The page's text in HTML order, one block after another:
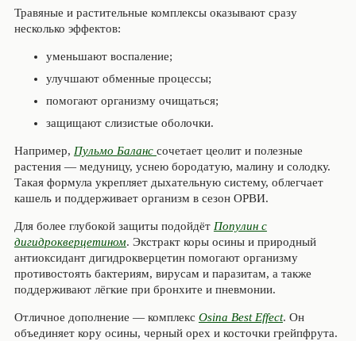
Травяные и растительные комплексы оказывают сразу
несколько эффектов:
уменьшают воспаление;
улучшают обменные процессы;
помогают организму очищаться;
защищают слизистые оболочки.
Например, Пульмо Баланс сочетает цеолит и полезные
растения — медуницу, уснею бородатую, малину и солодку.
Такая формула укрепляет дыхательную систему, облегчает
кашель и поддерживает организм в сезон ОРВИ.
Для более глубокой защиты подойдёт Популин с
дигидрокверцетином. Экстракт коры осины и природный
антиоксидант дигидрокверцетин помогают организму
противостоять бактериям, вирусам и паразитам, а также
поддерживают лёгкие при бронхите и пневмонии.
Отличное дополнение — комплекс Osina Best Effect. Он
объединяет кору осины, черный орех и косточки грейпфрута.